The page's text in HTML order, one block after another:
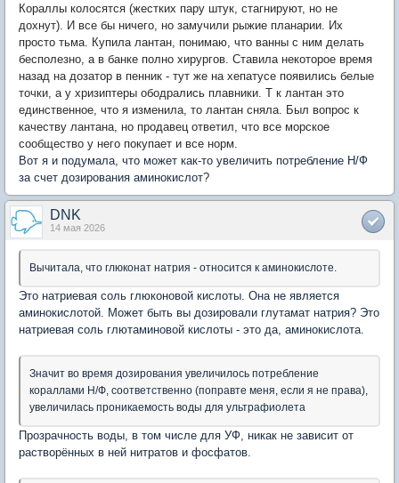
Кораллы колосятся (жестких пару штук, стагнируют, но не
дохнут). И все бы ничего, но замучили рыжие планарии. Их
просто тьма. Купила лантан, понимаю, что ванны с ним делать
бесполезно, а в банке полно хирургов. Ставила некоторое время
назад на дозатор в пенник - тут же на хепатусе появились белые
точки, а у хризиптеры ободрались плавники. Т к лантан это
единственное, что я изменила, то лантан сняла. Был вопрос к
качеству лантана, но продавец ответил, что все морское
сообщество у него покупает и все норм.
Вот я и подумала, что может как-то увеличить потребление Н/Ф
за счет дозирования аминокислот?
DNK
14 мая 2026
Вычитала, что глюконат натрия - относится к аминокислоте.
Это натриевая соль глюконовой кислоты. Она не является
аминокислотой. Может быть вы дозировали глутамат натрия? Это
натриевая соль глютаминовой кислоты - это да, аминокислота.
Значит во время дозирования увеличилось потребление
кораллами Н/Ф, соответственно (поправте меня, если я не права),
увеличилась проникаемость воды для ультрафиолета
Прозрачность воды, в том числе для УФ, никак не зависит от
растворённых в ней нитратов и фосфатов.